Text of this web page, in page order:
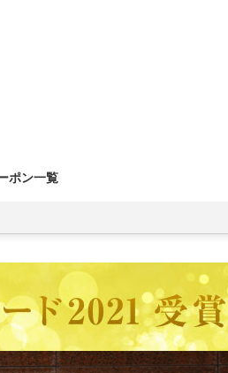
ポン一覧